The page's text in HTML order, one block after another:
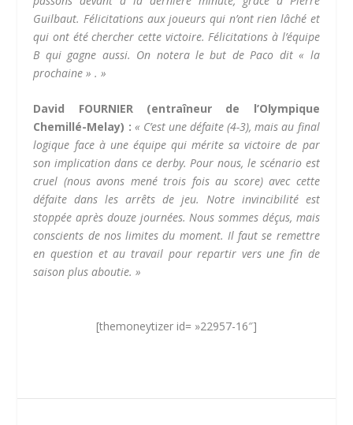
Guilbaut. Félicitations aux joueurs qui n’ont rien lâché et
qui ont été chercher cette victoire. Félicitations à l’équipe
B qui gagne aussi. On notera le but de Paco dit « la
prochaine » . »
David FOURNIER (entraîneur de l’Olympique
Chemillé-Melay) : « C’est une défaite (4-3), mais au final
logique face à une équipe qui mérite sa victoire de par
son implication dans ce derby. Pour nous, le scénario est
cruel (nous avons mené trois fois au score) avec cette
défaite dans les arrêts de jeu. Notre invincibilité est
stoppée après douze journées. Nous sommes déçus, mais
conscients de nos limites du moment. Il faut se remettre
en question et au travail pour repartir vers une fin de
saison plus aboutie. »
[themoneytizer id= »22957-16″]